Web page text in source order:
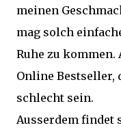
meinen
mag solch
Ruhe zu kommen.
Online Bestseller,
schlecht sein.
Ausserdem findet